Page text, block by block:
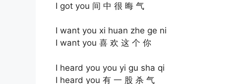
I got you 间 中 很 晦 气
I want you xi huan zhe ge ni
I want you 喜 欢 这 个 你
I heard you you yi gu sha qi
I heard you 有 一 股 杀 气